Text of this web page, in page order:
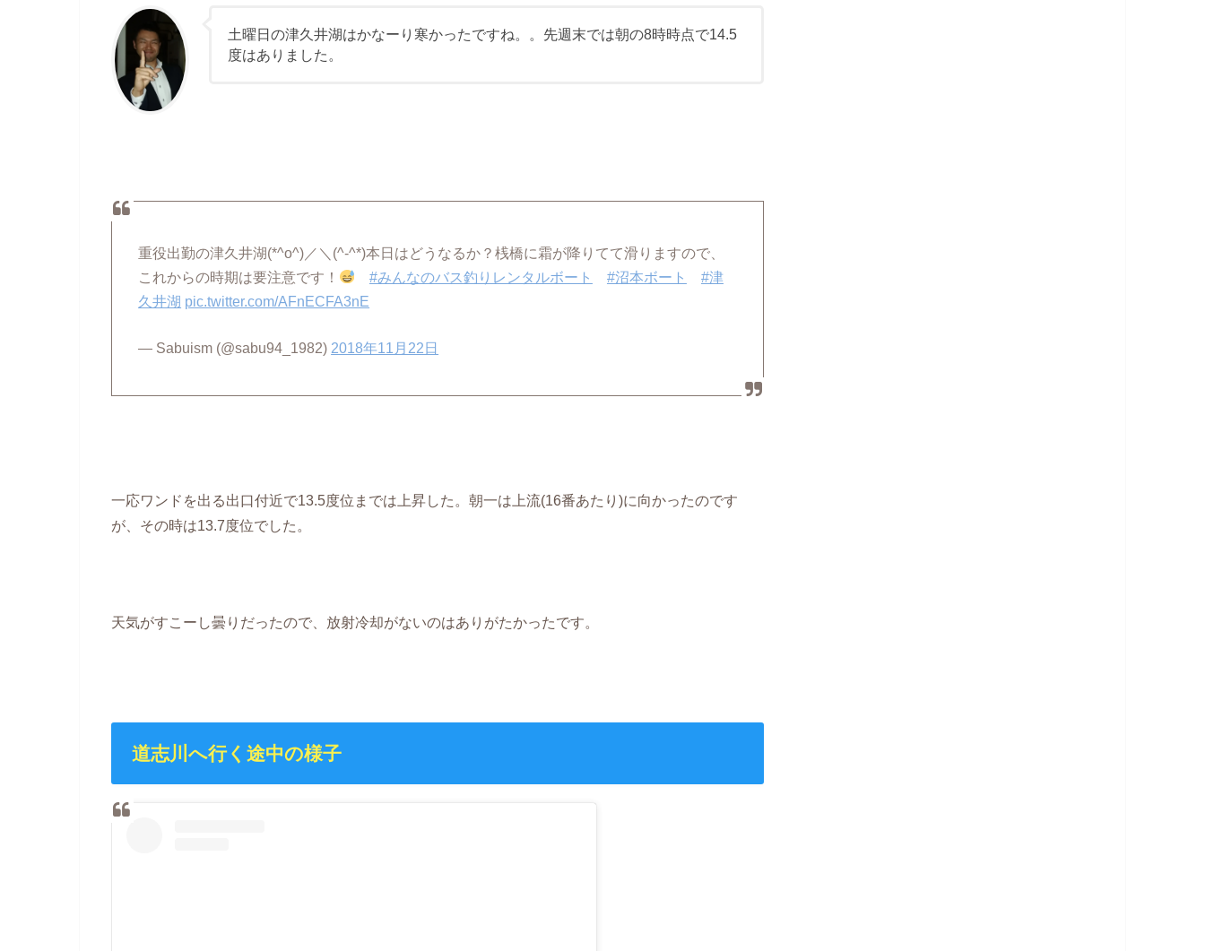
土曜日の津久井湖はかなーり寒かったですね。。先週末では朝の8時時点で14.5
度はありました。
重役出勤の津久井湖(*^o^)／＼(^-^*)本日はどうなるか？桟橋に霜が降りてて滑りますので、
これからの時期は要注意です！
#みんなのバス釣りレンタルボート #沼本ボート
#津
久井湖 pic.twitter.com/AFnECFA3nE
— Sabuism (@sabu94_1982) 2018年11月22日
一応ワンドを出る出口付近で13.5度位までは上昇した。朝一は上流(16番あたり)に向かったのです
が、その時は13.7度位でした。
天気がすこーし曇りだったので、放射冷却がないのはありがたかったです。
道志川へ行く途中の様子